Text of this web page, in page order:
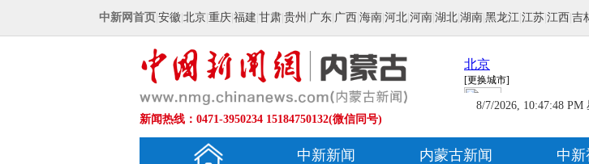
中新网首页 安徽 北京 重庆 福建 甘肃 贵州 广东 广西 海南 河北 河南 湖北 湖南 黑龙江 江苏 江西 吉
新闻热线：0471-3950234 15184750132(微信同号)
8/7/2026, 10:47:49 PM
中新新闻 内蒙古新闻 中新